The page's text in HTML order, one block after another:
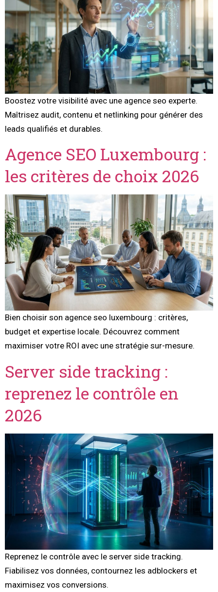
Boostez votre visibilité avec une agence seo experte.
Maîtrisez audit, contenu et netlinking pour générer des
leads qualifiés et durables.
Agence SEO Luxembourg :
les critères de choix 2026
Bien choisir son agence seo luxembourg : critères,
budget et expertise locale. Découvrez comment
maximiser votre ROI avec une stratégie sur-mesure.
Server side tracking :
reprenez le contrôle en
2026
Reprenez le contrôle avec le server side tracking.
Fiabilisez vos données, contournez les adblockers et
maximisez vos conversions.